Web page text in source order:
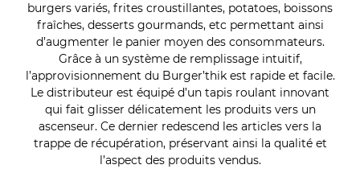
burgers variés, frites croustillantes, potatoes, boissons
fraîches, desserts gourmands, etc permettant ainsi
d’augmenter le panier moyen des consommateurs.
Grâce à un système de remplissage intuitif,
l’approvisionnement du Burger’thik est rapide et facile.
Le distributeur est équipé d’un tapis roulant innovant
qui fait glisser délicatement les produits vers un
ascenseur. Ce dernier redescend les articles vers la
trappe de récupération, préservant ainsi la qualité et
l’aspect des produits vendus.